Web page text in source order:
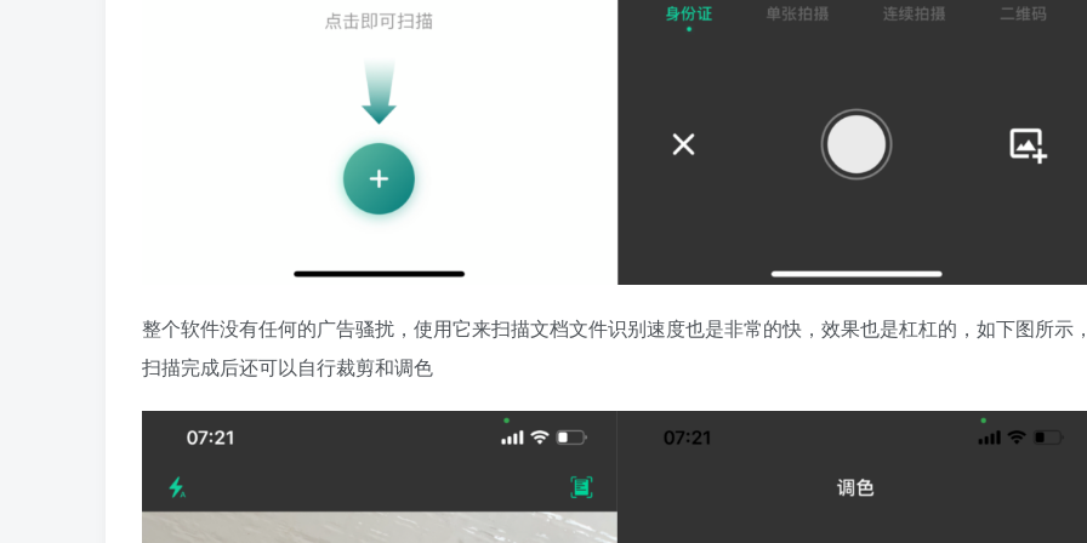
整个软件没有任何的广告骚扰，使用它来扫描文档文件识别速度也是非常的快，效果也是杠杠的，如下图所示
扫描完成后还可以自行裁剪和调色